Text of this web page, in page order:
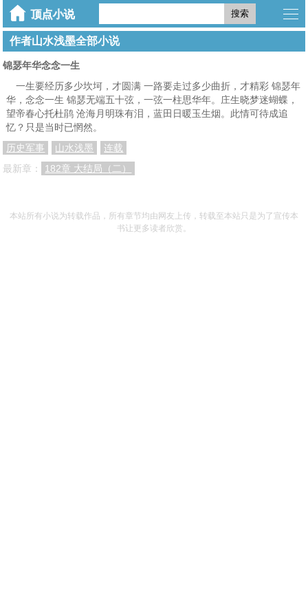
搜索
作者山水浅墨全部小说
锦瑟年华念念一生
一生要经历多少坎坷，才圆满 一路要走过多少曲折，才精彩 锦瑟年
华，念念一生 锦瑟无端五十弦，一弦一柱思华年。庄生晓梦迷蝴蝶，
望帝春心托杜鹃 沧海月明珠有泪，蓝田日暖玉生烟。此情可待成追
忆？只是当时已惘然。
历史军事
山水浅墨
连载
最新章：
182章 大结局（二）
本站所有小说为转载作品，所有章节均由网友上传，转载至本站只是为了宣传本
书让更多读者欣赏。